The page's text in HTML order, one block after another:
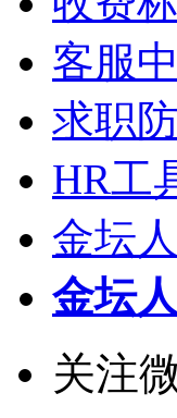
客服
求职
HR工
金坛
金坛
关注